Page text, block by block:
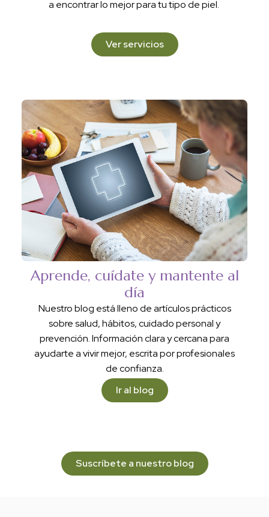
a encontrar lo mejor para tu tipo de piel.
Ver servicios
Aprende, cuídate y mantente al
día
Nuestro blog está lleno de artículos prácticos
sobre salud, hábitos, cuidado personal y
prevención. Información clara y cercana para
ayudarte a vivir mejor, escrita por profesionales
de confianza.
Ir al blog
Suscríbete a nuestro blog